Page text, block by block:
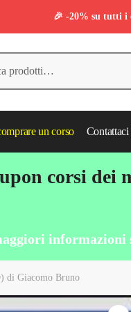
un corso Contattaci
corsi dei
informazioni
di Giacomo Bruno
🎉 -20% su tutti i